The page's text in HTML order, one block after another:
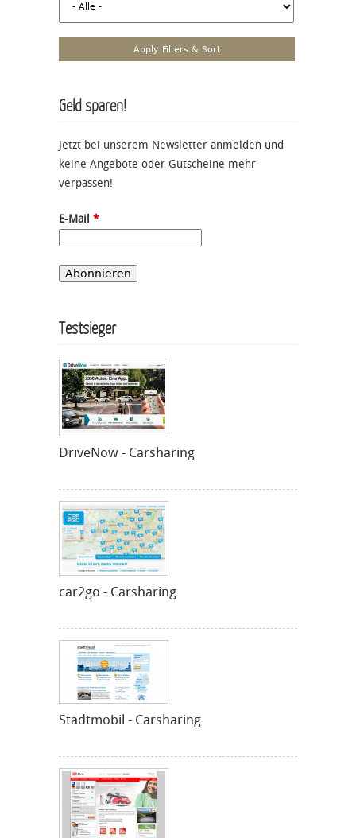
Geld sparen!
Jetzt bei unserem Newsletter anmelden und
keine Angebote oder Gutscheine mehr
verpassen!
E-Mail *
Testsieger
DriveNow - Carsharing
car2go - Carsharing
Stadtmobil - Carsharing